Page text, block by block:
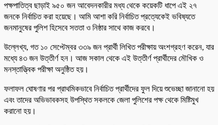
পক্ষপাতিত্ব ছাড়াই ৯৫০ জন আবেদনকারীর মধ্য থেকে কয়েকটি ধাপে এই ২৭
জনকে নির্বাচিত করা হয়েছে। আমি আশা করি নির্বাচিত প্রত্যেকেই ভবিষ্যতে
জনমানুষের পুলিশ হিসেবে সততা ও নিষ্ঠার সাথে কাজ করবে।
উল্লেখ্য, গত ১০ সেপ্টেম্বর ৩৩৯ জন প্রার্থী লিখিত পরীক্ষায় অংশগ্রহণ করেন, যার
মধ্যে ৪৩ জন উত্তীর্ণ হন। আজ সকাল থেকে এই উত্তীর্ণ প্রার্থীদের মৌখিক ও
মনস্তাত্ত্বিক পরীক্ষা অনুষ্ঠিত হয়।
ফলাফল ঘোষণার পর প্রাথমিকভাবে নির্বাচিত প্রার্থীদের ফুল দিয়ে শুভেচ্ছা জানানো হয়
এবং তাদের অভিভাবকসহ উপস্থিত সকলকে জেলা পুলিশের পক্ষ থেকে মিষ্টিমুখ
করানো হয়।